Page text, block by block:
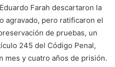
Farah descartaron la
agravado, pero ratificaron el
de pruebas, un
245 del Código Penal,
mes y cuatro años de prisión.